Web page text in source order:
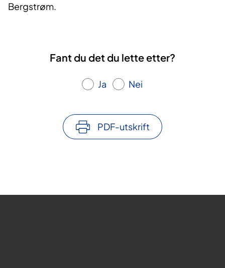
Bergstrøm.
Fant du det du lette etter?
Ja Nei
PDF-utskrift